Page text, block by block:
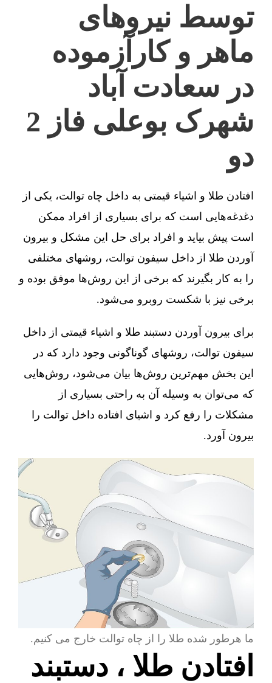
توسط نیروهای
ماهر و کارآزموده
در سعادت آباد
شهرک بوعلی فاز 2
دو
افتادن طلا و اشیاء قیمتی به داخل چاه توالت، یکی از
دغدغه‌هایی است که برای بسیاری از افراد ممکن
است پیش بیاید و افراد برای حل این مشکل و بیرون
آوردن طلا از داخل سیفون توالت، روشهای مختلفی
را به کار بگیرند که برخی از این روش‌ها موفق بوده و
برخی نیز با شکست روبرو می‌شود.
برای بیرون آوردن دستبند طلا و اشیاء قیمتی از داخل
سیفون توالت، روشهای گوناگونی وجود دارد که در
این بخش مهم‌ترین روش‌ها بیان می‌شود، روش‌هایی
که می‌توان به وسیله آن به راحتی بسیاری از
مشکلات را رفع کرد و اشیای افتاده داخل توالت را
بیرون آورد.
ما هرطور شده طلا را از چاه توالت خارج می کنیم.
افتادن طلا ، دستبند